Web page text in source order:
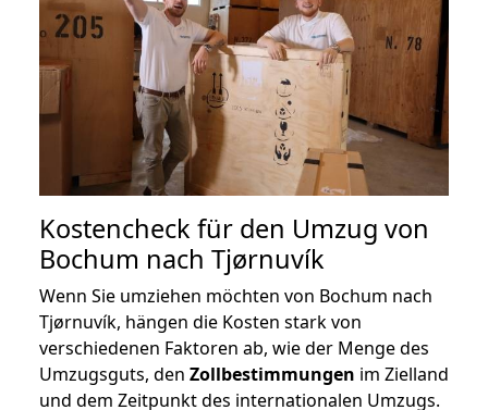
Kostencheck für den Umzug von
Bochum nach Tjørnuvík
Wenn Sie umziehen möchten von Bochum nach
Tjørnuvík, hängen die Kosten stark von
verschiedenen Faktoren ab, wie der Menge des
Umzugsguts, den Zollbestimmungen im Zielland
und dem Zeitpunkt des internationalen Umzugs.